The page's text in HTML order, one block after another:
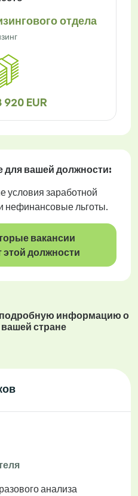
отдела
920 EUR
для вашей должности:
условия заработной
нефинансовые льготы.
вакансии
этой должности
информацию о
стране
анализа